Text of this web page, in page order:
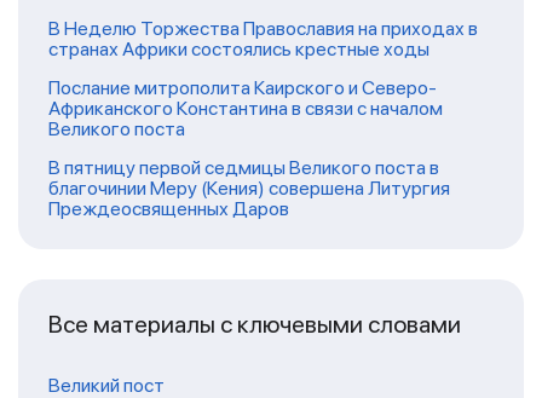
В Неделю Торжества Православия на приходах в
странах Африки состоялись крестные ходы
Послание митрополита Каирского и Северо-
Африканского Константина в связи с началом
Великого поста
В пятницу первой седмицы Великого поста в
благочинии Меру (Кения) совершена Литургия
Преждеосвященных Даров
Все материалы с ключевыми словами
Великий пост